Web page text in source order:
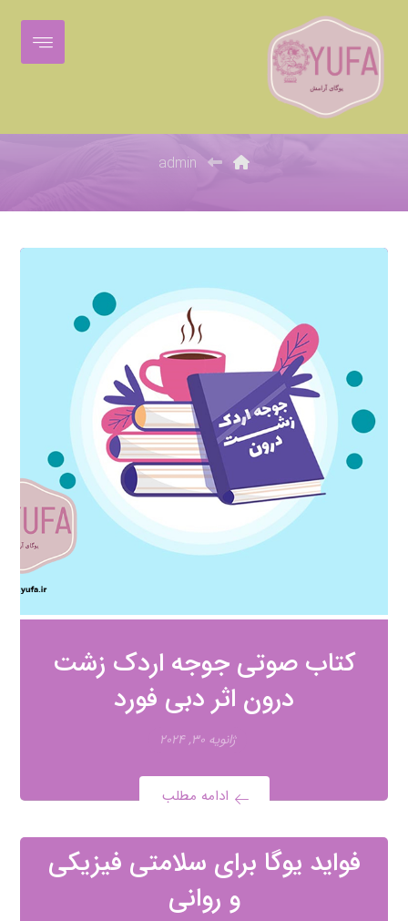
admin
کتاب صوتی جوجه اردک زشت
درون اثر دبی فورد
ژانویه ۳۰, ۲۰۲۴
ادامه مطلب
فواید یوگا برای سلامتی فیزیکی
و روانی